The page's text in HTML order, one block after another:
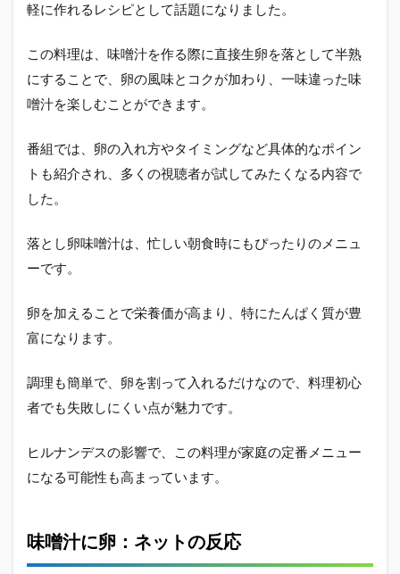
軽に作れるレシピとして話題になりました。
この料理は、味噌汁を作る際に直接生卵を落として半熟
にすることで、卵の風味とコクが加わり、一味違った味
噌汁を楽しむことができます。
番組では、卵の入れ方やタイミングなど具体的なポイン
トも紹介され、多くの視聴者が試してみたくなる内容で
した。
落とし卵味噌汁は、忙しい朝食時にもぴったりのメニュ
ーです。
卵を加えることで栄養価が高まり、特にたんぱく質が豊
富になります。
調理も簡単で、卵を割って入れるだけなので、料理初心
者でも失敗しにくい点が魅力です。
ヒルナンデスの影響で、この料理が家庭の定番メニュー
になる可能性も高まっています。
味噌汁に卵：ネットの反応